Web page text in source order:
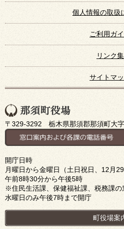
個人情報の取扱
ご利用ガ
リンク集
サイトマ
〒329-3292 栃木県那須郡那須町大
開庁日時
月曜日から金曜日（土日祝日、12月
午前8時30分から午後5時
※住民生活課、保健福祉課、税務課の
水曜日のみ午後7時まで開庁
町役場案